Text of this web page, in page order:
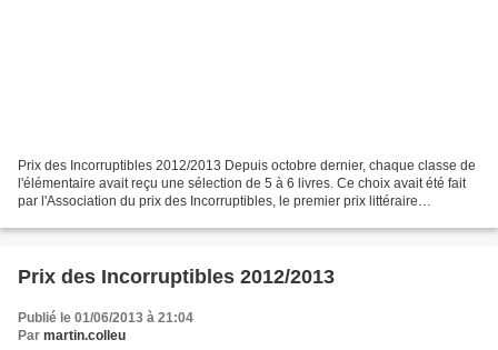
Prix des Incorruptibles 2012/2013 Depuis octobre dernier, chaque classe de
l'élémentaire avait reçu une sélection de 5 à 6 livres. Ce choix avait été fait
par l'Association du prix des Incorruptibles, le premier prix littéraire
Prix des Incorruptibles 2012/2013
Publié le 01/06/2013 à 21:04
Par martin.colleu